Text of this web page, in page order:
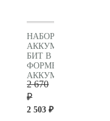
НАБОР
АККУМУЛЯТОРНЫХ
БИТ В
ФОРМЕ
АККУМУЛЯТОРА,
32
ПРЕДМЕТА,
METABO
(626696000)
2 670
₽
2 503 ₽